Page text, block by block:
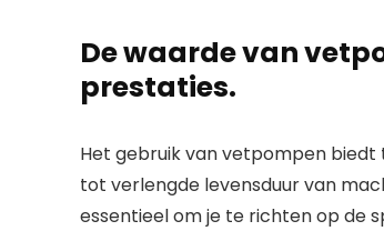
De waarde van
prestaties.
Het gebruik van vetpompen
tot verlengde levensduur van
essentieel om je te richten op de